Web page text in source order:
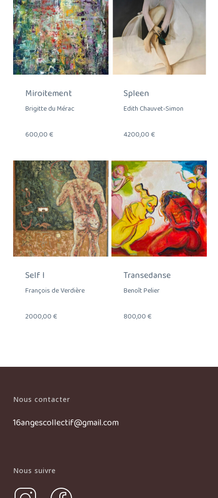
Miroitement
Brigitte du Mérac
600,00€
Spleen
Edith Chauvet-Simon
4200,00€
Self I
François de Verdière
2000,00€
Transedanse
Benoît Pelier
800,00€
Nous contacter
16angescollectif@gmail.com
Nous suivre